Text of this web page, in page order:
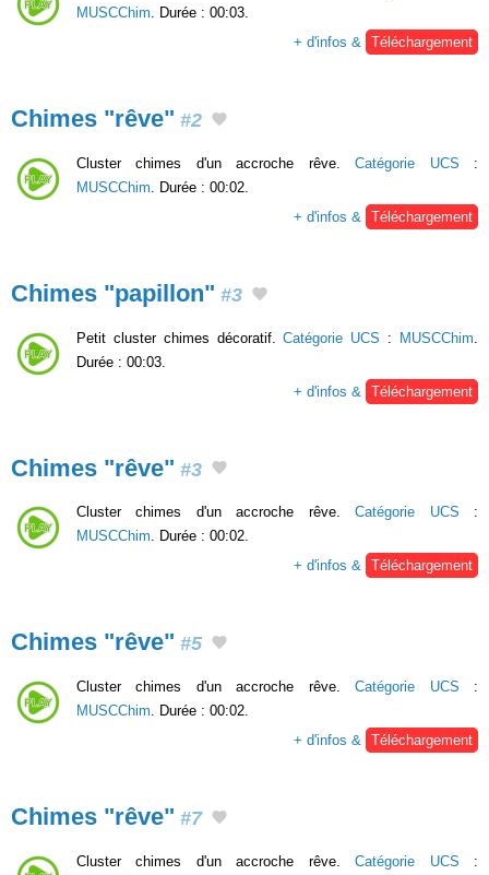
MUSCChim. Durée : 00:03.
+ d'infos & Téléchargement
Chimes "rêve" #2
Cluster chimes d'un accroche rêve.Catégorie UCS :
MUSCChim . Durée : 00:02.
+ d'infos &
Téléchargement
Chimes "papillon" #3
Petit cluster chimes décoratif.Catégorie UCS : MUSCChim
Durée : 00:03.
+ d'infos &
Téléchargement
Chimes "rêve" #3
Cluster chimes d'un accroche rêve.Catégorie UCS :
MUSCChim. Durée : 00:02.
+ d'infos & Téléchargement
Chimes "rêve" #5
Cluster chimes d'un accroche rêve.Catégorie UCS :
MUSCChim . Durée : 00:02.
+ d'infos &
Téléchargement
Chimes "rêve" #7
Cluster chimes d'un accroche rêve.Catégorie UCS :